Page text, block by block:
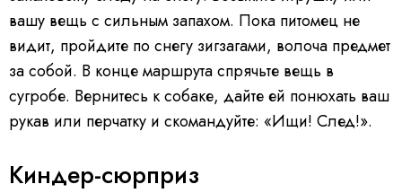
вашу вещь с сильным запахом. Пока питомец не
видит, пройдите по снегу зигзагами, волоча предмет
за собой. В конце маршрута спрячьте вещь в
сугробе. Вернитесь к собаке, дайте ей понюхать ваш
рукав или перчатку и скомандуйте: «Ищи! След!».
Киндер-сюрприз